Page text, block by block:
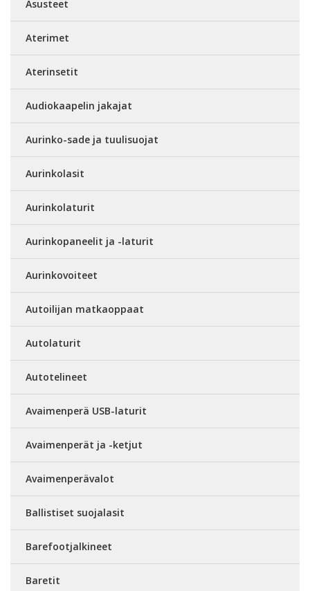
Asusteet
Aterimet
Aterinsetit
Audiokaapelin jakajat
Aurinko-sade ja tuulisuojat
Aurinkolasit
Aurinkolaturit
Aurinkopaneelit ja -laturit
Aurinkovoiteet
Autoilijan matkaoppaat
Autolaturit
Autotelineet
Avaimenperä USB-laturit
Avaimenperät ja -ketjut
Avaimenperävalot
Ballistiset suojalasit
Barefootjalkineet
Baretit